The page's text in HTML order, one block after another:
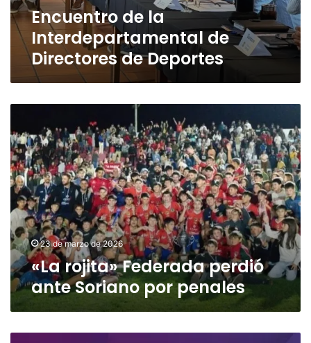
Encuentro de la
Interdepartamental de
Directores de Deportes
Federada
perdió
ante
Soriano
por
penales
23 de marzo de 2026
«La rojita» Federada perdió
ante Soriano por penales